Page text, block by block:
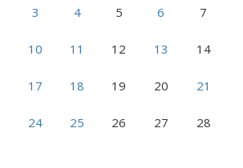
3 4 5 6 7
10 11 12 13 14
17 18 19 20 21
24 25 26 27 28